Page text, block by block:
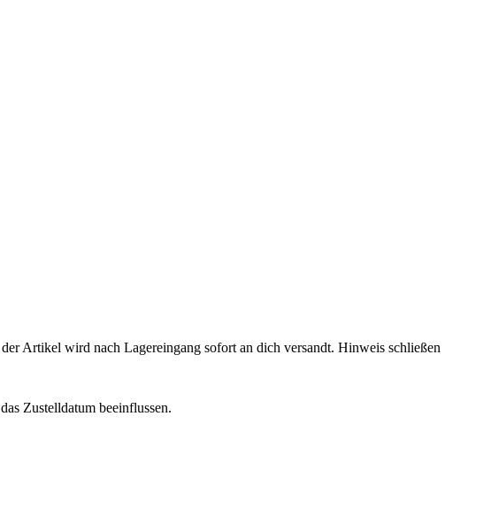
Artikel wird nach Lagereingang sofort an dich versandt. Hinweis schließen
Zustelldatum beeinflussen.